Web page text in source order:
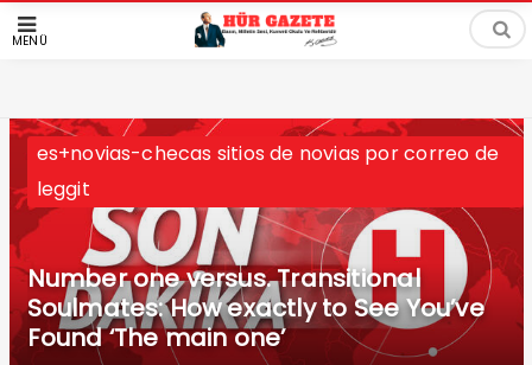
MENÜ
es+novias-checas sitios de novias por correo de
leggit
Number one versus. Transitional
Soulmates: How exactly to See You’ve
Found ‘The main one’